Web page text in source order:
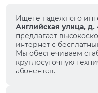
Ищете надежного
Английская улица, д.
предлагает
интернет с
Мы обеспечиваем
круглосуточную
абонентов.